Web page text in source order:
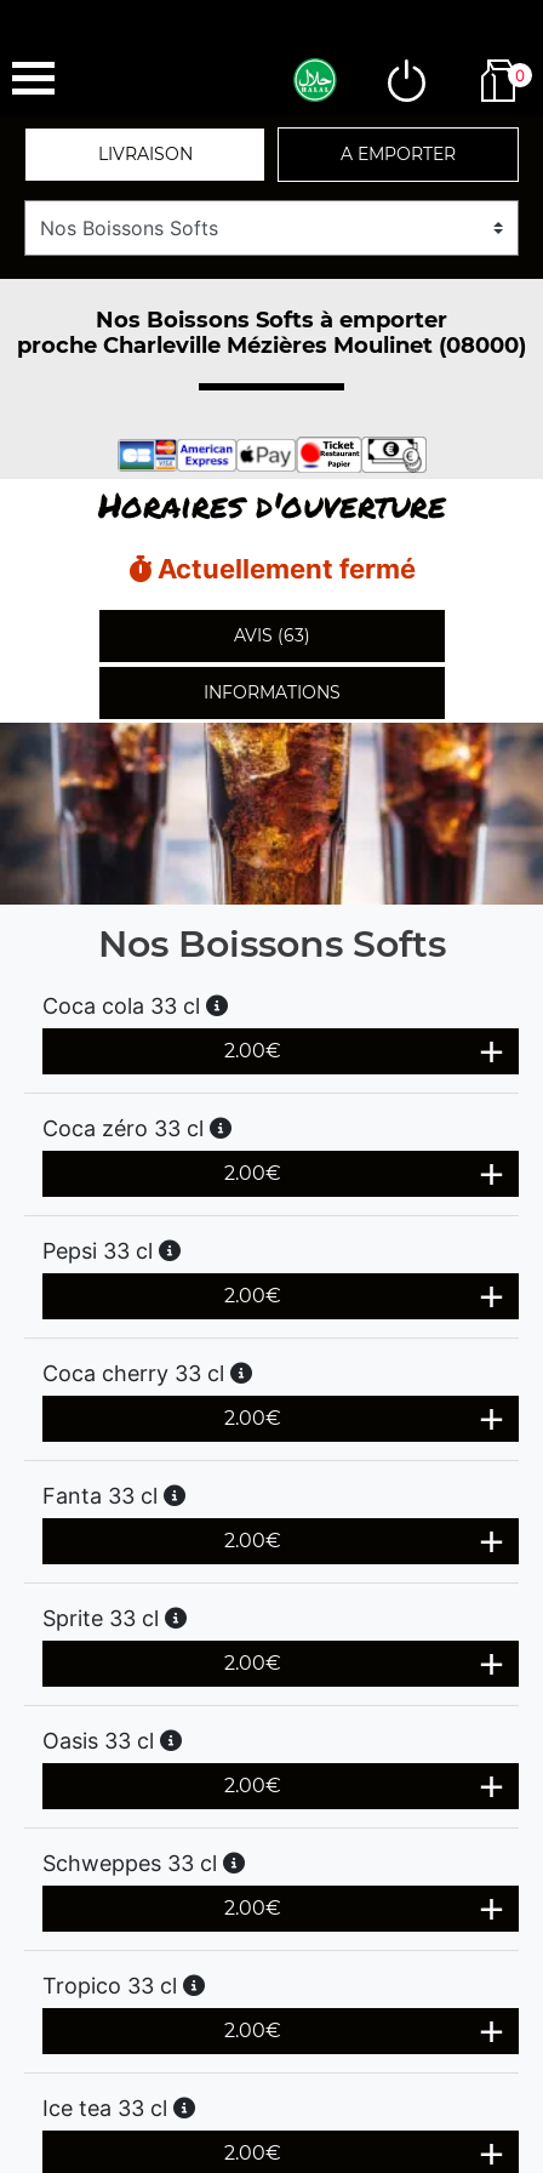
0
LIVRAISON A EMPORTER
Nos Boissons Softs à emporter
proche Charleville Mézières Moulinet (08000)
Horaires d'ouverture
Actuellement fermé
AVIS (63)
INFORMATIONS
Nos Boissons Softs
Coca cola 33 cl
2.00€
Coca zéro 33 cl
2.00€
Pepsi 33 cl
2.00€
Coca cherry 33 cl
2.00€
Fanta 33 cl
2.00€
Sprite 33 cl
2.00€
Oasis 33 cl
2.00€
Schweppes 33 cl
2.00€
Tropico 33 cl
2.00€
Ice tea 33 cl
2.00€